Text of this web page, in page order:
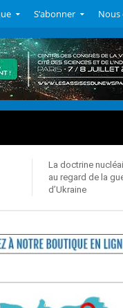
S’abonner Nous
La doctrine
au regard de la
d’Ukraine